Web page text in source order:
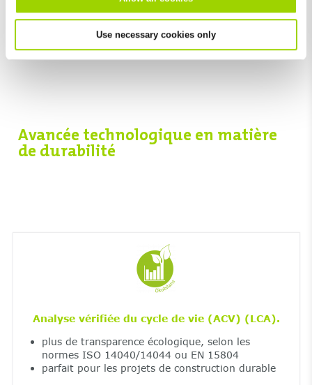
Use necessary cookies only
1433
Avancée technologique en matière
de durabilité
Analyse vérifiée du cycle de vie (ACV) (LCA).
plus de transparence écologique, selon les
normes ISO 14040/14044 ou EN 15804
parfait pour les projets de construction durable